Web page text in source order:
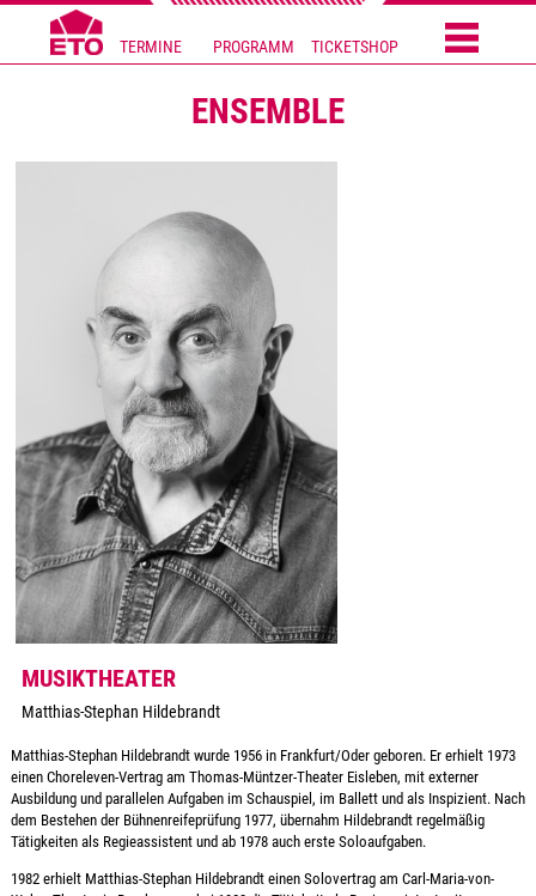
TERMINE PROGRAMM TICKETSHOP
ENSEMBLE
MUSIKTHEATER
Matthias-Stephan Hildebrandt
Matthias-Stephan Hildebrandt wurde 1956 in Frankfurt/Oder geboren. Er erhielt 1973
einen Choreleven-Vertrag am Thomas-Müntzer-Theater Eisleben, mit externer
Ausbildung und parallelen Aufgaben im Schauspiel, im Ballett und als Inspizient. Nach
dem Bestehen der Bühnenreifeprüfung 1977, übernahm Hildebrandt regelmäßig
Tätigkeiten als Regieassistent und ab 1978 auch erste Soloaufgaben.
1982 erhielt Matthias-Stephan Hildebrandt einen Solovertrag am Carl-Maria-von-